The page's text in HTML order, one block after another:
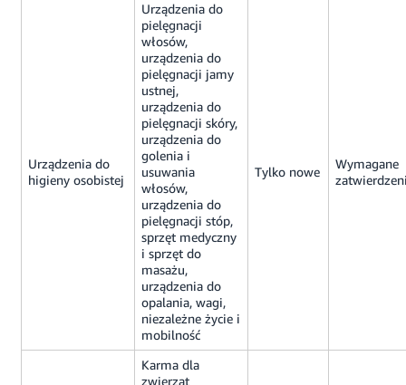
Urządzenia do
higieny osobistej
Urządzenia do
pielęgnacji
włosów,
urządzenia do
pielęgnacji jamy
ustnej,
urządzenia do
pielęgnacji skóry,
urządzenia do
golenia i
usuwania
włosów,
urządzenia do
pielęgnacji stóp,
sprzęt medyczny
i sprzęt do
masażu,
urządzenia do
opalania, wagi,
niezależne życie i
mobilność
Tylko nowe
Wymagane
Karma dla
zwierząt